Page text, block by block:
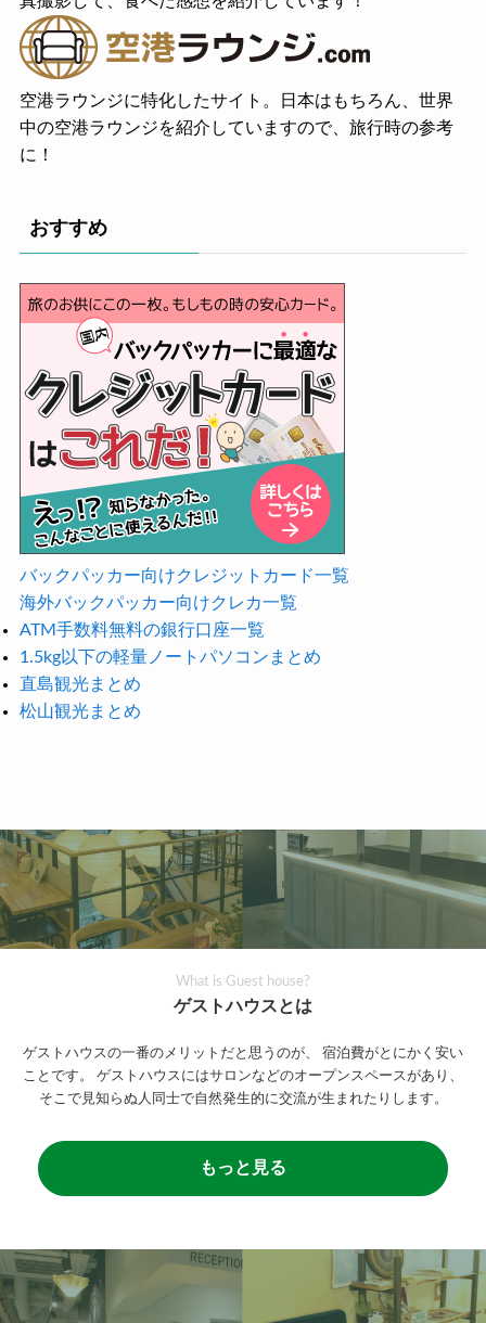
空港ラウンジに特化したサイト。日本はもちろん、世界
中の空港ラウンジを紹介していますので、旅行時の参考
に！
おすすめ
バックパッカー向けクレジットカード一覧
海外バックパッカー向けクレカ一覧
ATM手数料無料の銀行口座一覧
1.5kg以下の軽量ノートパソコンまとめ
直島観光まとめ
松山観光まとめ
What is Guest house?
ゲストハウスとは
ゲストハウスの一番のメリットだと思うのが、
宿泊費がとにかく安い
ことです。
ゲストハウスにはサロンなどのオープンスペースがあり、
そこで見知らぬ人同士で自然発生的に交流が生まれたりします。
もっと見る